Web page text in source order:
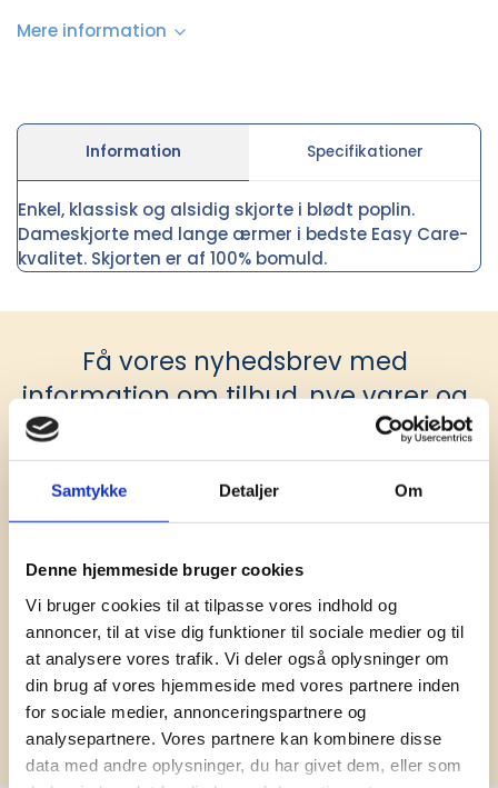
Samtykke Detaljer Om
Denne hjemmeside bruger cookies
Vi bruger cookies til at tilpasse vores indhold og
annoncer, til at vise dig funktioner til sociale medier og til
at analysere vores trafik. Vi deler også oplysninger om
din brug af vores hjemmeside med vores partnere inden
for sociale medier, annonceringspartnere og
analysepartnere. Vores partnere kan kombinere disse
data med andre oplysninger, du har givet dem, eller som
Mere information
Information Specifikationer
Enkel, klassisk og alsidig skjorte i blødt poplin.
Dameskjorte med lange ærmer i bedste Easy Care-
kvalitet. Skjorten er af 100% bomuld.
Få vores nyhedsbrev med
information om tilbud, nye varer og
Kæmpe udvalg i klassiske og nyskabende gaveidéer
til din virksomhed. Vi kan det der med firmagaver, og
Tilmeld